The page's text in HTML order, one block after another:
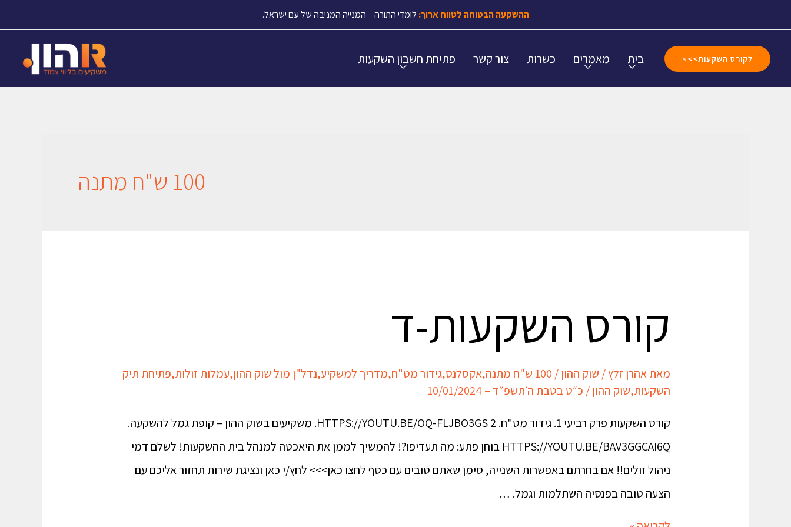
ההשקעה הבטוחה לטווח ארוך: לומדי התורה – המנייה המניבה של עם ישראל.
לקורס השקעות>>> בית מאמרים כשרות צור קשר פתיחת חשבון השקעות
100 ש"ח מתנה
קורס השקעות-ד
מאתאהרן זלץ / שוק ההון/ 100 ש"ח מתנה ,אקסלנס,גידור מט"ח,מדריך למשקיע,נדל"ן מול שוק ההון,עמלות זולות,פתיחת תיק
השקעות,שוק ההון/ כ״ט בטבת ה׳תשפ״ד – 10/01/2024
קורס השקעות פרק רביעי 1. גידור מט"ח. HTTPS://YOUTU.BE/OQ-FLJBO3GS 2. משקיעים בשוק ההון – קופת גמל להשקעה.
HTTPS://YOUTU.BE/BAV3GGCAI6Q בוחן פתע: מה תעדיפו?! להמשיך לממן את היאכטה למנהל בית ההשקעות! לשלם דמי
ניהול זולים!! אם בחרתם באפשרות השנייה, סימן שאתם טובים עם כסף לחצו כאן>>> לחץ/י כאן ונציגת שירות תחזור אליכם עם
הצעה טובה בפנסיה השתלמות וגמל. …